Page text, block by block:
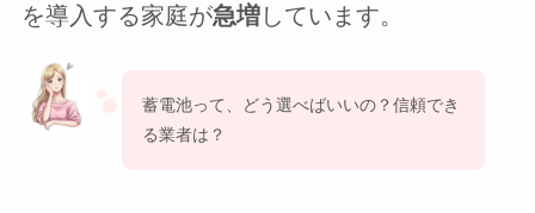
を導入する家庭が急増しています。
蓄電池って、どう選べばいいの？信頼でき
る業者は？